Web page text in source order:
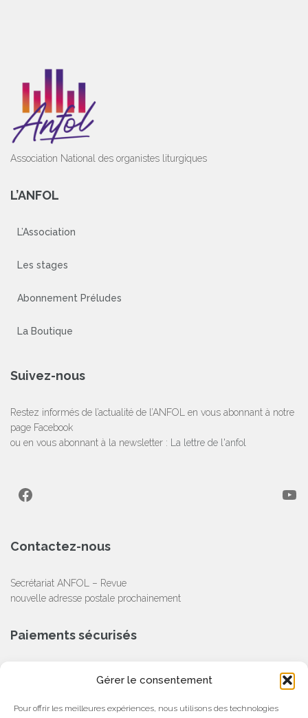
Gérer le consentement
Pour offrir les meilleures expériences, nous utilisons des technologies
Association National des organistes liturgiques
L’ANFOL
L’Association
Les stages
Abonnement Préludes
La Boutique
Suivez-nous
Restez informés de l’actualité de l’ANFOL en vous abonnant à notre
page Facebook
ou en vous abonnant à la newsletter :
La lettre de l'anfol
Contactez-nous
Secrétariat ANFOL – Revue
nouvelle adresse postale prochainement
Paiements sécurisés
Partenaire